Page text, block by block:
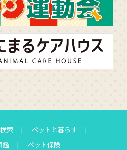
索
ペットと暮らす
鑑
ペット保険